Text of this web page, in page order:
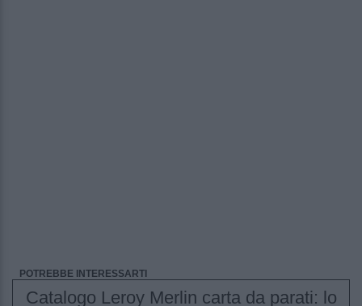
POTREBBE INTERESSARTI
Catalogo Leroy Merlin carta da parati: lo